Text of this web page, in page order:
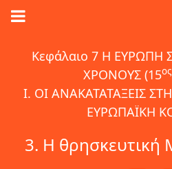
Κεφάλαιο 7 Η ΕΥΡΩΠΗ
ΧΡΟΝΟΥΣ (15ος
Ι. ΟΙ ΑΝΑΚΑΤΑΤΑΞΕΙΣ
ΕΥΡΩΠΑΪΚΗ
3. Η θρησκευτική